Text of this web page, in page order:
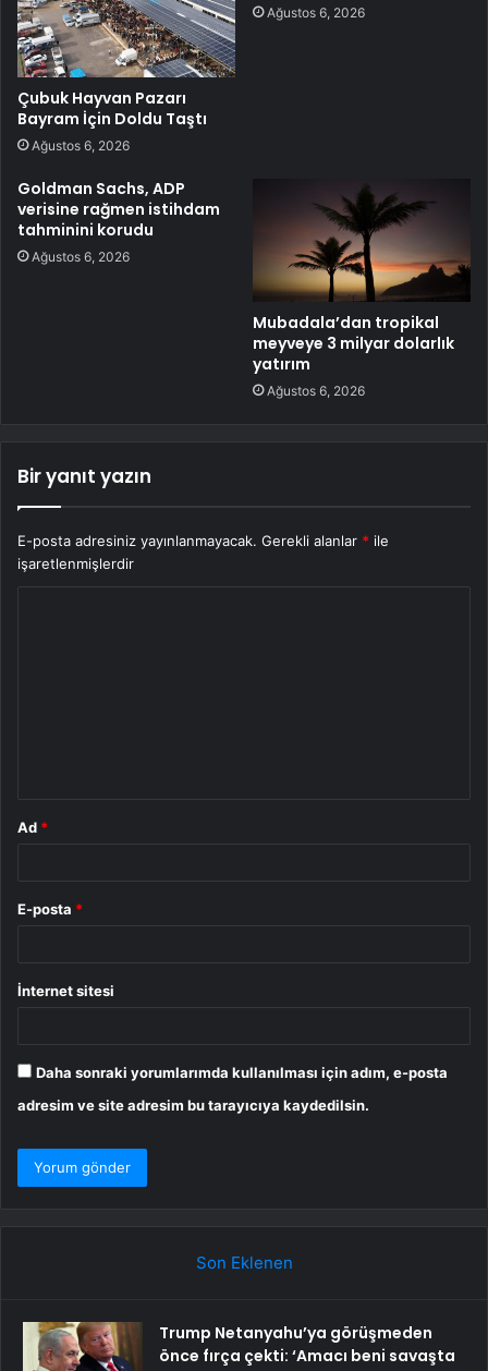
Çubuk Hayvan Pazarı
Bayram İçin Doldu Taştı
Ağustos 6, 2026
Ağustos 6, 2026
Goldman Sachs, ADP
verisine rağmen istihdam
tahminini korudu
Ağustos 6, 2026
Mubadala’dan tropikal
meyveye 3 milyar dolarlık
yatırım
Ağustos 6, 2026
Bir yanıt yazın
E-posta adresiniz yayınlanmayacak. Gerekli alanlar * ile
işaretlenmişlerdir
Ad *
E-posta *
İnternet sitesi
Daha sonraki yorumlarımda kullanılması için adım, e-posta
adresim ve site adresim bu tarayıcıya kaydedilsin.
Son Eklenen
Trump Netanyahu’ya görüşmeden
önce fırça çekti: ‘Amacı beni savaşta